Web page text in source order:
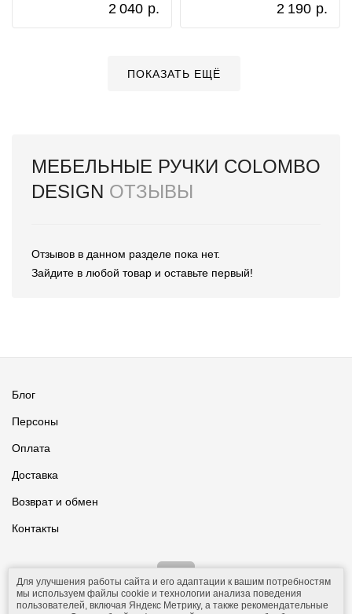
2 040 р. 2 190 р.
ПОКАЗАТЬ ЕЩЁ
МЕБЕЛЬНЫЕ РУЧКИ COLOMBO
DESIGN ОТЗЫВЫ
Отзывов в данном разделе пока нет.
Зайдите в любой товар и оставьте первый!
Блог
Персоны
Оплата
Доставка
Возврат и обмен
Контакты
Для улучшения работы сайта и его адаптации к вашим потребностям
мы используем файлы cookie и технологии анализа поведения
пользователей, включая Яндекс Метрику, а также рекомендательные